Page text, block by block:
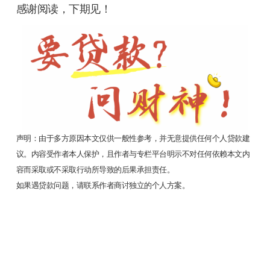
感谢阅读，下期见！
声明：由于多方原因本文仅供一般性参考，并无意提供任何个人贷款建
议。内容受作者本人保护，且作者与专栏平台明示不对任何依赖本文内
容而采取或不采取行动所导致的后果承担责任。
如果遇贷款问题，请联系作者商讨独立的个人方案。